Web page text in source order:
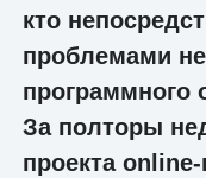
кто
проблемами
программного
За полторы
проекта